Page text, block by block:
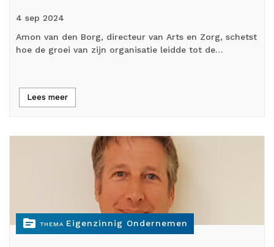
4 sep 2024
Amon van den Borg, directeur van Arts en Zorg, schetst
hoe de groei van zijn organisatie leidde tot de…
Lees meer
topic THEMA Eigenzinnig Ondernemen